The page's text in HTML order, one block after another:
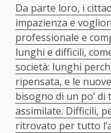
Da parte loro, i
impazienza e
professionale e
lunghi e difficili,
società: lunghi
ripensata, e le
bisogno di un po’
assimilate. Difficili,
ritrovato per tutto